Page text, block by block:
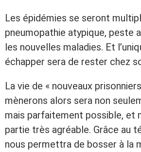
Les épidémies se seront
pneumopathie atypique, peste
les nouvelles maladies. Et
échapper sera de rester chez
La vie de « nouveaux
mènerons alors sera non
mais parfaitement possible, et
partie très agréable. Grâce au
nous permettra de bosser à la